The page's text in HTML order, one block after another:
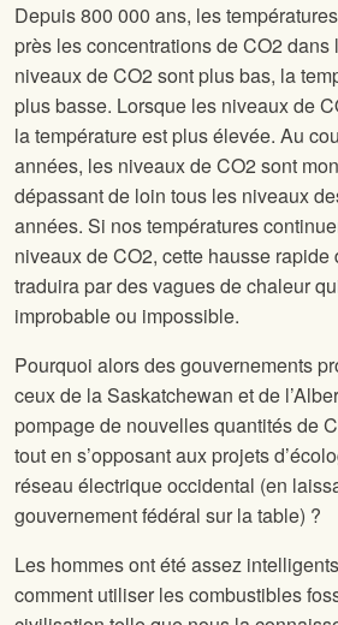
Depuis 800 000 ans, les
près les concentrations de CO2 dans
niveaux de CO2 sont plus bas, la
plus basse. Lorsque les niveaux de
la température est plus élevée. Au
années, les niveaux de CO2 sont
dépassant de loin tous les niveaux
années. Si nos températures
niveaux de CO2, cette hausse rapide
traduira par des vagues de chaleur
improbable ou impossible.
Pourquoi alors des gouvernements
ceux de la Saskatchewan et de
pompage de nouvelles quantités de
tout en s’opposant aux projets
réseau électrique occidental (en
gouvernement fédéral sur la table) ?
Les hommes ont été assez
comment utiliser les combustibles